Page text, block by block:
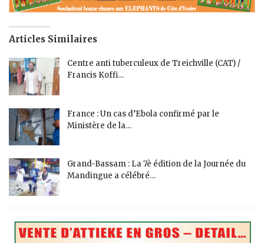
Articles Similaires
Centre anti tuberculeux de Treichville (CAT) /
Francis Koffi…
France : Un cas d’Ebola confirmé par le
Ministère de la…
Grand-Bassam : La 7è édition de la Journée du
Mandingue a célébré…